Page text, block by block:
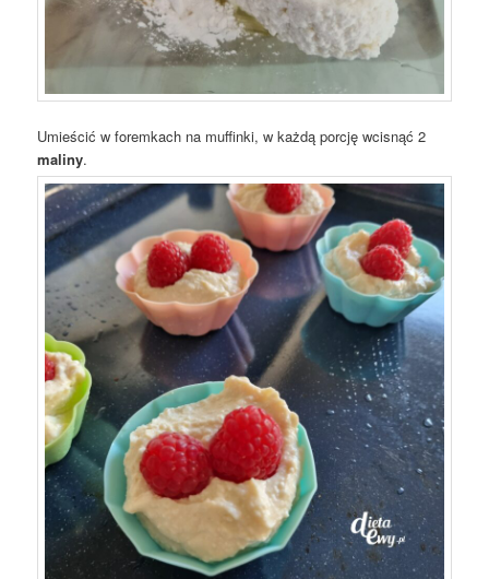
Umieścić w foremkach na muffinki, w każdą porcję wcisnąć 2
maliny.